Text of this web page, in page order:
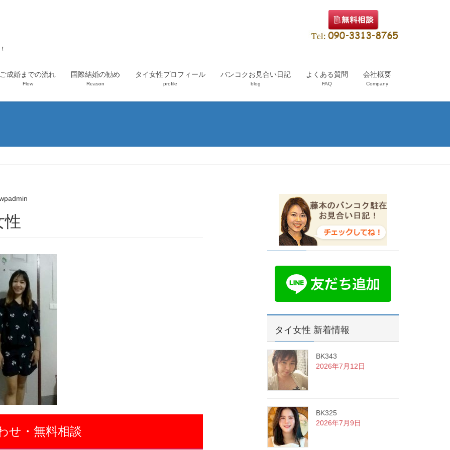
ご成婚までの流れ
Flow
国際結婚の勧め
Reason
タイ女性プロフィール
profile
バンコクお見合い日記
blog
よくある質問
FAQ
会社概要
Company
性
せ・無料相談
タイ女性 新着情報
BK343
2026年7月12日
BK325
2026年7月9日